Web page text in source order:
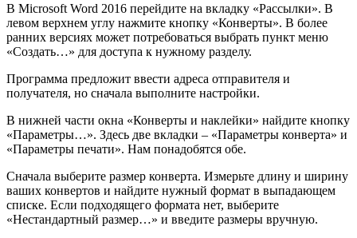
В Microsoft Word 2016 перейдите на вкладку «Рассылки». В
левом верхнем углу нажмите кнопку «Конверты». В более
ранних версиях может потребоваться выбрать пункт меню
«Создать…» для доступа к нужному разделу.
Программа предложит ввести адреса отправителя и
получателя, но сначала выполните настройки.
В нижней части окна «Конверты и наклейки» найдите кнопку
«Параметры…». Здесь две вкладки – «Параметры конверта» и
«Параметры печати». Нам понадобятся обе.
Сначала выберите размер конверта. Измерьте длину и ширину
ваших конвертов и найдите нужный формат в выпадающем
списке. Если подходящего формата нет, выберите
«Нестандартный размер…» и введите размеры вручную.